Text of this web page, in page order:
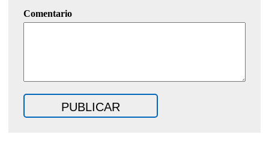
Comentario